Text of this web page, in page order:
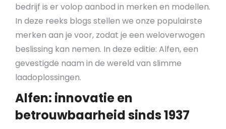
bedrijf is er volop aanbod in merken en modellen.
In deze reeks blogs stellen we onze populairste
merken aan je voor, zodat je een weloverwogen
beslissing kan nemen. In deze editie: Alfen, een
gevestigde naam in de wereld van slimme
laadoplossingen.
Alfen: innovatie en
betrouwbaarheid sinds 1937